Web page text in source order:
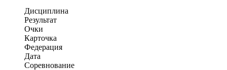
Дисциплина
Результат
Очки
Карточка
Федерация
Дата
Соревнование